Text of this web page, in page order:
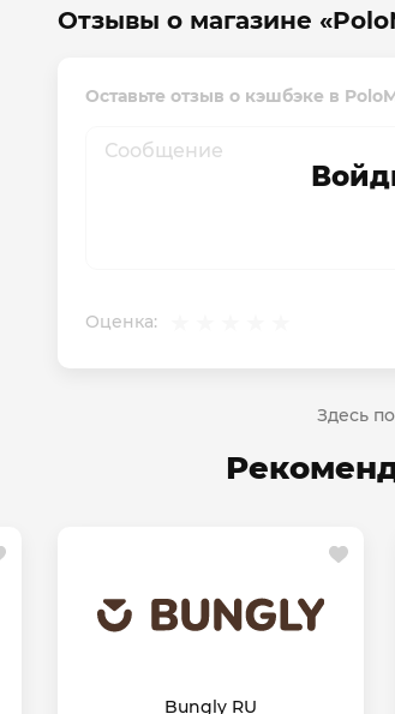
Отзывы о магазине
Оставьте отзыв о кэшбэке в
Оценка:
Здесь
Bungly RU